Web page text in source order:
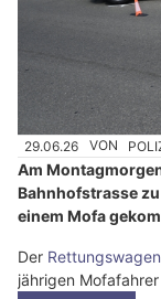
29.06.26 VON
Am
Bahnhofstrasse
einem Mofa
Der Rettungswagen
jährigen